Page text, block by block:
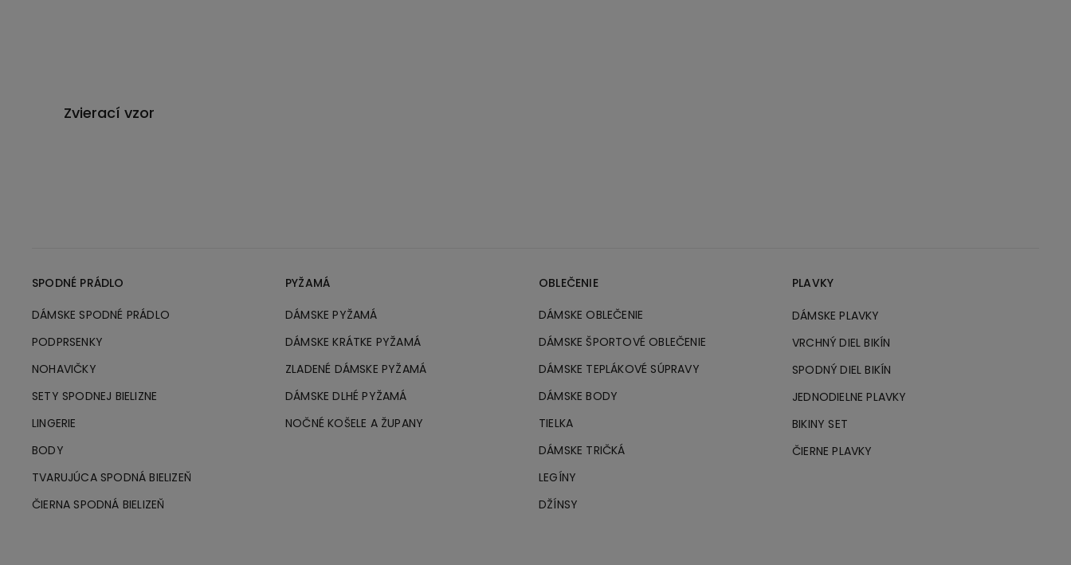
Zvierací vzor
SPODNÉ PRÁDLO
DÁMSKE SPODNÉ PRÁDLO
PODPRSENKY
NOHAVIČKY
SETY SPODNEJ BIELIZNE
LINGERIE
BODY
TVARUJÚCA SPODNÁ BIELIZEŇ
ČIERNA SPODNÁ BIELIZEŇ
PYŽAMÁ
DÁMSKE PYŽAMÁ
DÁMSKE KRÁTKE PYŽAMÁ
ZLADENÉ DÁMSKE PYŽAMÁ
DÁMSKE DLHÉ PYŽAMÁ
NOČNÉ KOŠELE A ŽUPANY
OBLEČENIE
DÁMSKE OBLEČENIE
DÁMSKE ŠPORTOVÉ OBLEČENIE
DÁMSKE TEPLÁKOVÉ SÚPRAVY
DÁMSKE BODY
TIELKA
DÁMSKE TRIČKÁ
LEGÍNY
DŽÍNSY
PLAVKY
DÁMSKE PLAVKY
VRCHNÝ DIEL BIKÍN
SPODNÝ DIEL BIKÍN
JEDNODIELNE PLAVKY
BIKINY SET
ČIERNE PLAVKY